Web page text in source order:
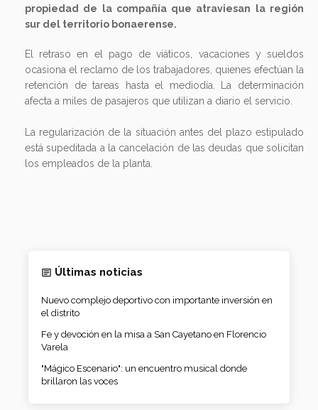
propiedad de la compañía que atraviesan la región
sur del territorio bonaerense.
El retraso en el pago de viáticos, vacaciones y sueldos
ocasiona el reclamo de los trabajadores, quienes efectúan la
retención de tareas hasta el mediodía. La determinación
afecta a miles de pasajeros que utilizan a diario el servicio.
La regularización de la situación antes del plazo estipulado
está supeditada a la cancelación de las deudas que solicitan
los empleados de la planta.
Últimas noticias
Nuevo complejo deportivo con importante inversión en
el distrito
Fe y devoción en la misa a San Cayetano en Florencio
Varela
"Mágico Escenario": un encuentro musical donde
brillaron las voces